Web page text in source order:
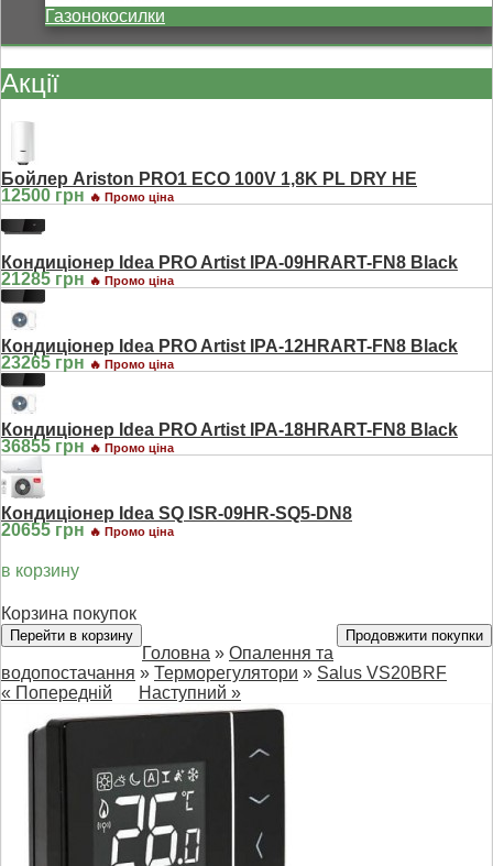
Газонокосилки
Акції
Бойлер Ariston PRO1 ECO 100V 1,8K PL DRY HE
12500 грн 🔥 Промо ціна
Кондиціонер Idea PRO Artist IPA-09HRART-FN8 Black
21285 грн 🔥 Промо ціна
Кондиціонер Idea PRO Artist IPA-12HRART-FN8 Black
23265 грн 🔥 Промо ціна
Кондиціонер Idea PRO Artist IPA-18HRART-FN8 Black
36855 грн 🔥 Промо ціна
Кондиціонер Idea SQ ISR-09HR-SQ5-DN8
20655 грн 🔥 Промо ціна
в корзину
Корзина покупок
Перейти в корзину Продовжити покупки
Головна » Опалення та
водопостачання » Терморегулятори » Salus VS20BRF
« Попередній
Наступний »